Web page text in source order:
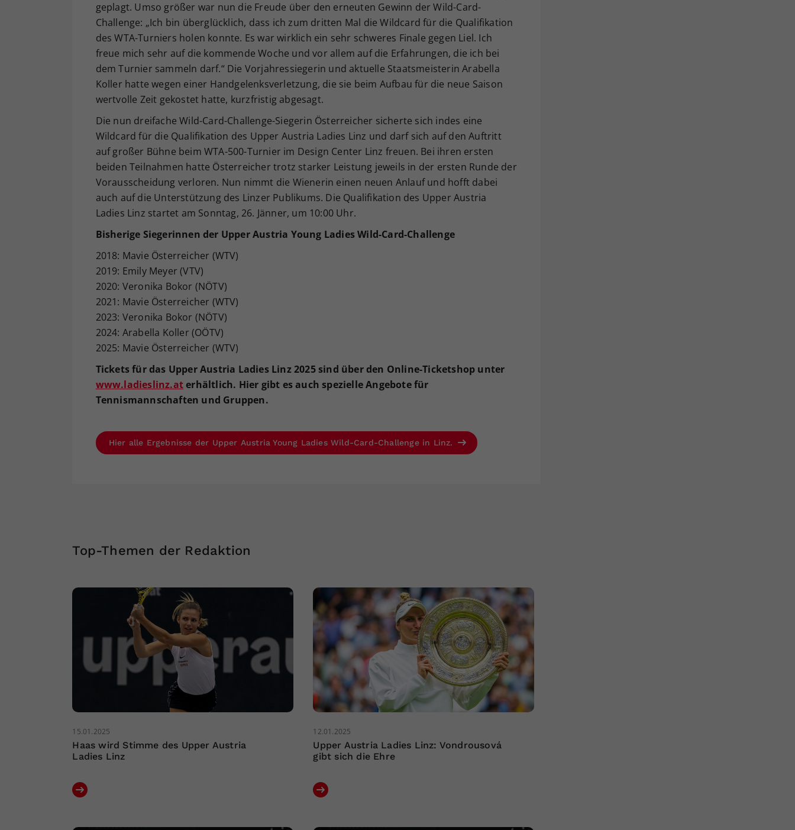
geplagt. Umso größer war nun die Freude über den erneuten Gewinn der Wild-Card-
Challenge: „Ich bin überglücklich, dass ich zum dritten Mal die Wildcard für die Qualifikation
des WTA-Turniers holen konnte. Es war wirklich ein sehr schweres Finale gegen Liel. Ich
freue mich sehr auf die kommende Woche und vor allem auf die Erfahrungen, die ich bei
dem Turnier sammeln darf.“ Die Vorjahressiegerin und aktuelle Staatsmeisterin Arabella
Koller hatte wegen einer Handgelenksverletzung, die sie beim Aufbau für die neue Saison
wertvolle Zeit gekostet hatte, kurzfristig abgesagt.
Die nun dreifache Wild-Card-Challenge-Siegerin Österreicher sicherte sich indes eine
Wildcard für die Qualifikation des Upper Austria Ladies Linz und darf sich auf den Auftritt
auf großer Bühne beim WTA-500-Turnier im Design Center Linz freuen. Bei ihren ersten
beiden Teilnahmen hatte Österreicher trotz starker Leistung jeweils in der ersten Runde der
Vorausscheidung verloren. Nun nimmt die Wienerin einen neuen Anlauf und hofft dabei
auch auf die Unterstützung des Linzer Publikums. Die Qualifikation des Upper Austria
Ladies Linz startet am Sonntag, 26. Jänner, um 10:00 Uhr.
Bisherige Siegerinnen der Upper Austria Young Ladies Wild-Card-Challenge
2018: Mavie Österreicher (WTV)
2019: Emily Meyer (VTV)
2020: Veronika Bokor (NÖTV)
2021: Mavie Österreicher (WTV)
2023: Veronika Bokor (NÖTV)
2024: Arabella Koller (OÖTV)
2025: Mavie Österreicher (WTV)
Tickets für das Upper Austria Ladies Linz 2025 sind über den Online-Ticketshop unter
www.ladieslinz.aterhältlich. Hier gibt es auch spezielle Angebote für
Tennismannschaften und Gruppen.
Hier alle Ergebnisse der Upper Austria Young Ladies Wild-Card-Challenge in Linz.
Top-Themen der Redaktion
15.01.2025
Haas wird Stimme des Upper Austria
Ladies Linz
12.01.2025
Upper Austria Ladies Linz: Vondrousová
gibt sich die Ehre